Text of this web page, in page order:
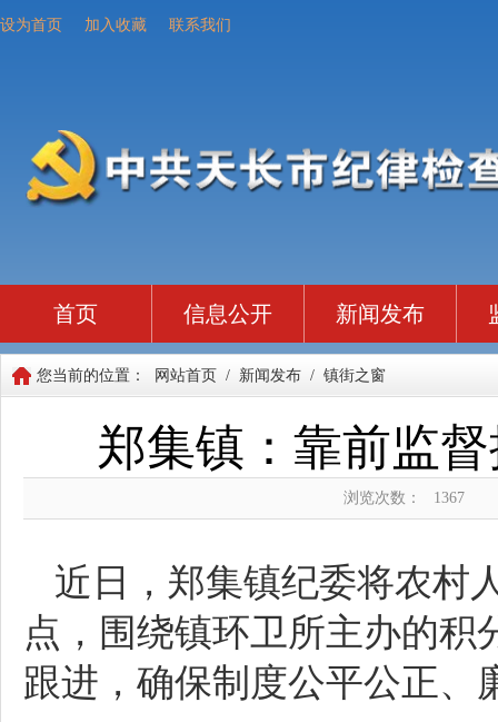
设为首页 加入收藏 联系我们
首页 信息公开 新闻发布
您当前的位置： 网站首页 / 新闻发布 / 镇街之窗
郑集镇：靠前监
浏览次数： 1367
近日，郑集镇纪委将农村
点，围绕镇环卫所主办的
跟进，确保制度公平公正、